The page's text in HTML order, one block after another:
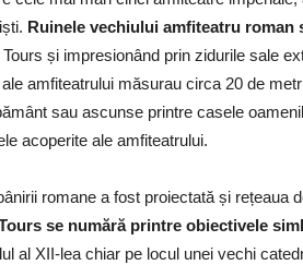
Ruinele vechiului amfiteatru roman
și impresionând prin zidurile sale
amfiteatrului măsurau circa 20 de
sau ascunse printre casele
acoperite ale amfiteatrului.
romane a fost proiectată și rețeaua
se numără printre obiectivele
al XII-lea chiar pe locul unei vechi